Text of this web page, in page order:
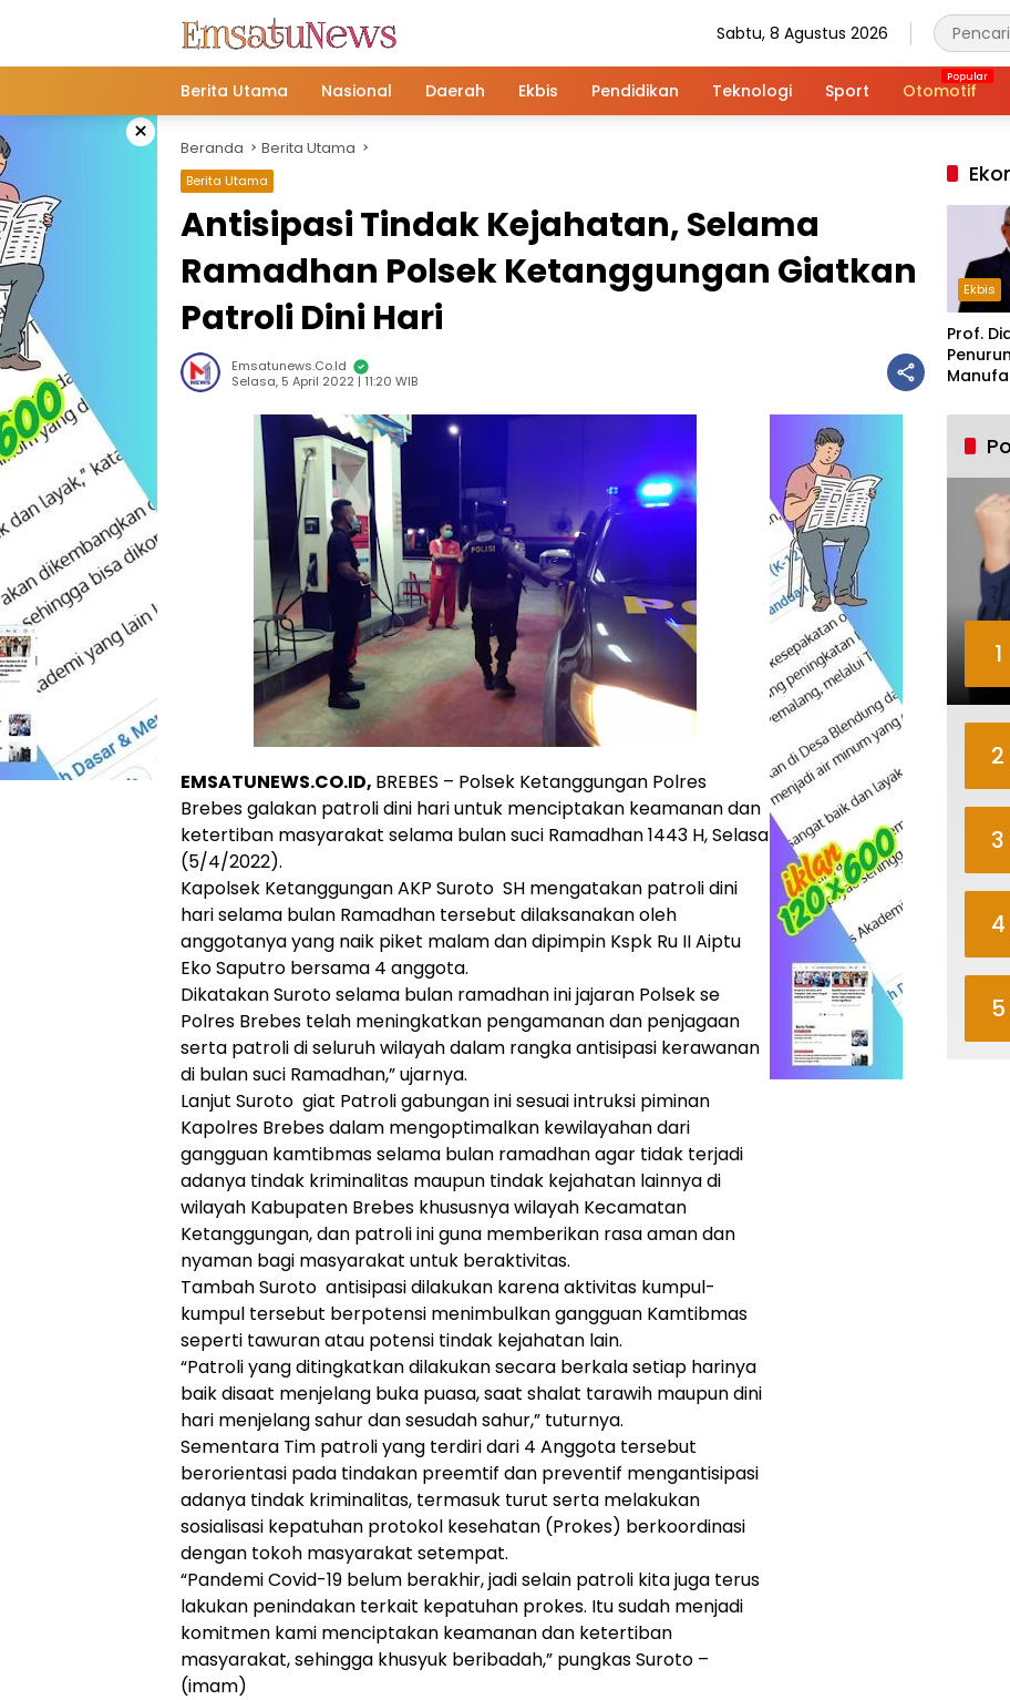
Sabtu, 8 Agustus 2026
Berita Utama Nasional Daerah Ekbis Pendidikan Teknologi Sport Otomotif
× Beranda Berita Utama
Berita Utama
Antisipasi Tindak Kejahatan, Selama
Ramadhan Polsek Ketanggungan Giatkan
Patroli Dini Hari
Emsatunews.co.id
Selasa, 5 April 2022 | 11:20 WIB
EMSATUNEWS.CO.ID, BREBES – Polsek Ketanggungan Polres
Brebes galakan patroli dini hari untuk menciptakan keamanan dan
ketertiban masyarakat selama bulan suci Ramadhan 1443 H, Selasa
(5/4/2022).
Kapolsek Ketanggungan AKP Suroto SH mengatakan patroli dini
hari selama bulan Ramadhan tersebut dilaksanakan oleh
anggotanya yang naik piket malam dan dipimpin Kspk Ru II Aiptu
Eko Saputro bersama 4 anggota.
Dikatakan Suroto selama bulan ramadhan ini jajaran Polsek se
Polres Brebes telah meningkatkan pengamanan dan penjagaan
serta patroli di seluruh wilayah dalam rangka antisipasi kerawanan
di bulan suci Ramadhan,” ujarnya.
Lanjut Suroto giat Patroli gabungan ini sesuai intruksi piminan
Kapolres Brebes dalam mengoptimalkan kewilayahan dari
gangguan kamtibmas selama bulan ramadhan agar tidak terjadi
adanya tindak kriminalitas maupun tindak kejahatan lainnya di
wilayah Kabupaten Brebes khususnya wilayah Kecamatan
Ketanggungan, dan patroli ini guna memberikan rasa aman dan
nyaman bagi masyarakat untuk beraktivitas.
Tambah Suroto antisipasi dilakukan karena aktivitas kumpul-
kumpul tersebut berpotensi menimbulkan gangguan Kamtibmas
seperti tawuran atau potensi tindak kejahatan lain.
“Patroli yang ditingkatkan dilakukan secara berkala setiap harinya
baik disaat menjelang buka puasa, saat shalat tarawih maupun dini
hari menjelang sahur dan sesudah sahur,” tuturnya.
Sementara Tim patroli yang terdiri dari 4 Anggota tersebut
berorientasi pada tindakan preemtif dan preventif mengantisipasi
adanya tindak kriminalitas, termasuk turut serta melakukan
sosialisasi kepatuhan protokol kesehatan (Prokes) berkoordinasi
dengan tokoh masyarakat setempat.
“Pandemi Covid-19 belum berakhir, jadi selain patroli kita juga terus
lakukan penindakan terkait kepatuhan prokes. Itu sudah menjadi
komitmen kami menciptakan keamanan dan ketertiban
masyarakat, sehingga khusyuk beribadah,” pungkas Suroto –
(imam)
Ekbis
Prof.
1
2
3
4
5